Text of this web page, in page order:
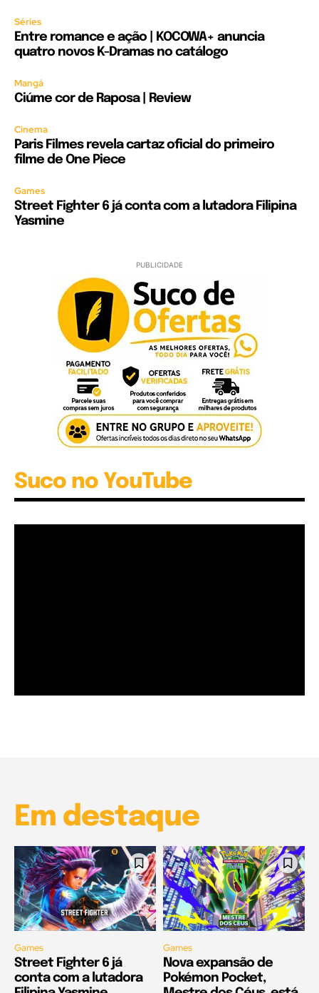
Séries
Entre romance e ação | KOCOWA+ anuncia
quatro novos K-Dramas no catálogo
Mangá
Ciúme cor de Raposa | Review
Cinema
Paris Filmes revela cartaz oficial do primeiro
filme de One Piece
Games
Street Fighter 6 já conta com a lutadora Filipina
Yasmine
PUBLICIDADE
Suco no YouTube
Em destaque
Games
Street Fighter 6 já
conta com a lutadora
Games
Nova expansão de
Pokémon Pocket,